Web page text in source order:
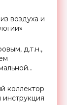
воздуха и
д.т.н.,
коллектор